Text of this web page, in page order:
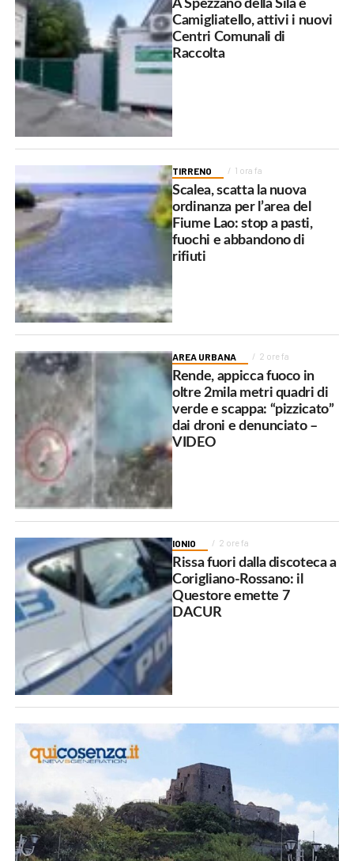
A Spezzano della Sila e
Camigliatello, attivi i nuovi
Centri Comunali di
Raccolta
TIRRENO 1 ora fa
Scalea, scatta la nuova
ordinanza per l’area del
Fiume Lao: stop a pasti,
fuochi e abbandono di
rifiuti
AREA URBANA 2 ore fa
Rende, appicca fuoco in
oltre 2mila metri quadri di
verde e scappa: “pizzicato”
dai droni e denunciato –
VIDEO
IONIO 2 ore fa
Rissa fuori dalla discoteca a
Corigliano-Rossano: il
Questore emette 7
DACUR